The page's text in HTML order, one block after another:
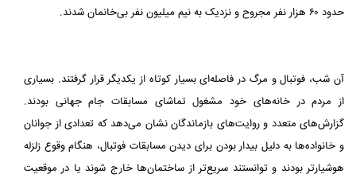
حدود ۶۰ هزار نفر مجروح و نزدیک به نیم میلیون نفر بی‌خانمان شدند.
آن شب، فوتبال و مرگ در فاصله‌ای بسیار کوتاه از یکدیگر قرار گرفتند. بسیاری
از مردم در خانه‌های خود مشغول تماشای مسابقات جام جهانی بودند.
گزارش‌های متعدد و روایت‌های بازماندگان نشان می‌دهد که تعدادی از جوانان
و خانواده‌ها به دلیل بیدار بودن برای دیدن مسابقات فوتبال، هنگام وقوع زلزله
هوشیارتر بودند و توانستند سریع‌تر از ساختمان‌ها خارج شوند یا در موقعیت